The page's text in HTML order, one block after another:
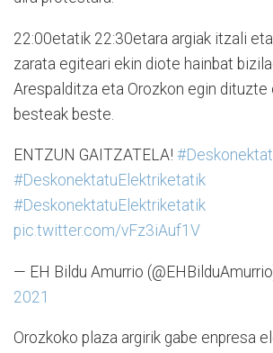
22:00etatik 22:30etara argiak itzali
zarata egiteari ekin diote hainbat
Arespalditza eta Orozkon egin dituzte
besteak beste.
ENTZUN GAITZATELA!
#DeskonektatuElektriketatik
#DeskonektatuElektriketatik
pic.twitter.com/vFz3iAuf1V
— EH Bildu Amurrio
2021
Orozkoko plaza argirik gabe enpresa